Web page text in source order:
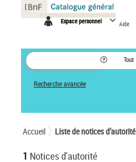
Espace personnel Aide
Tout
Recherche avancée
Accueil Liste de notices d’autorité
1 Notices d'autorité
Panneau de gestion des cookies